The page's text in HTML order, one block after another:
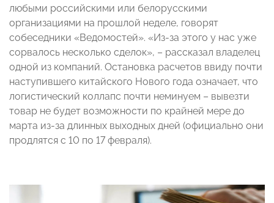
любыми российскими или белорусскими
организациями на прошлой неделе, говорят
собеседники «Ведомостей». «Из-за этого у нас уже
сорвалось несколько сделок», – рассказал владелец
одной из компаний. Остановка расчетов ввиду почти
наступившего китайского Нового года означает, что
логистический коллапс почти неминуем – вывезти
товар не будет возможности по крайней мере до
марта из-за длинных выходных дней (официально они
продлятся с 10 по 17 февраля).